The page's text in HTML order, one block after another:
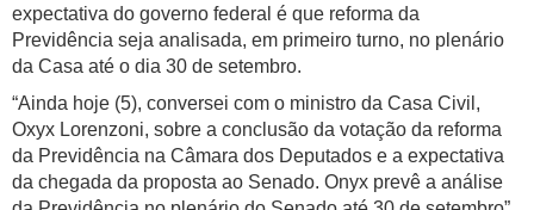
expectativa do governo federal é que reforma da
Previdência seja analisada, em primeiro turno, no plenário
da Casa até o dia 30 de setembro.
“Ainda hoje (5), conversei com o ministro da Casa Civil,
Oxyx Lorenzoni, sobre a conclusão da votação da reforma
da Previdência na Câmara dos Deputados e a expectativa
da chegada da proposta ao Senado. Onyx prevê a análise